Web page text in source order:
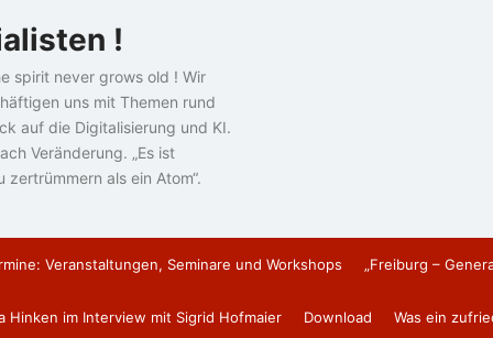
!
spirit never grows old ! Wir
uns mit Themen rund
auf die Digitalisierung und KI.
Veränderung. „Es ist
als ein Atom“.
Veranstaltungen, Seminare und Workshops „Freiburg –
Hinken im Interview mit Sigrid Hofmaier Download Was ein